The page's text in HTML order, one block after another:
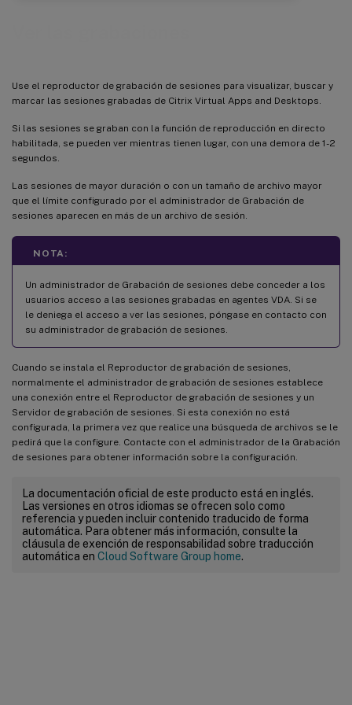
Use el reproductor de grabación de sesiones para visualizar, buscar y
marcar las sesiones grabadas de Citrix Virtual Apps and Desktops.
Si las sesiones se graban con la función de reproducción en directo
habilitada, se pueden ver mientras tienen lugar, con una demora de 1-2
segundos.
Las sesiones de mayor duración o con un tamaño de archivo mayor
que el límite configurado por el administrador de Grabación de
sesiones aparecen en más de un archivo de sesión.
NOTA:
Un administrador de Grabación de sesiones debe conceder a los
usuarios acceso a las sesiones grabadas en agentes VDA. Si se
le deniega el acceso a ver las sesiones, póngase en contacto con
su administrador de grabación de sesiones.
Cuando se instala el Reproductor de grabación de sesiones,
normalmente el administrador de grabación de sesiones establece
una conexión entre el Reproductor de grabación de sesiones y un
Servidor de grabación de sesiones. Si esta conexión no está
configurada, la primera vez que realice una búsqueda de archivos se le
pedirá que la configure. Contacte con el administrador de la Grabación
de sesiones para obtener información sobre la configuración.
La documentación oficial de este producto está en inglés.
Las versiones en otros idiomas se ofrecen solo como
referencia y pueden incluir contenido traducido de forma
automática. Para obtener más información, consulte la
cláusula de exención de responsabilidad sobre traducción
automática en Cloud Software Group home.